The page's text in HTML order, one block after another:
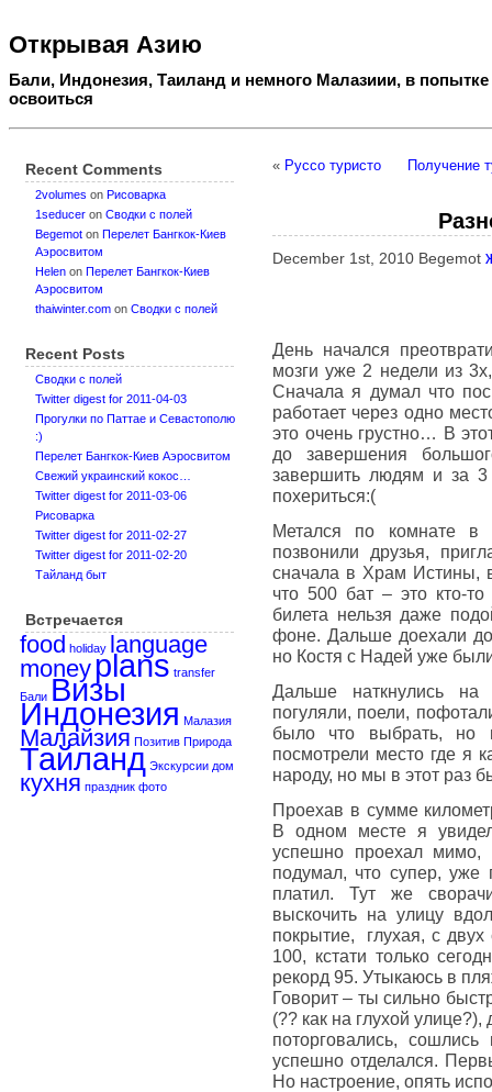
Открывая Азию
Бали, Индонезия, Таиланд и немного Малазиии, в попытке
освоиться
Recent Comments
2volumes on Рисоварка
1seducer on Сводки с полей
Begemot on Перелет Бангкок-Киев
Аэросвитом
Helen on Перелет Бангкок-Киев
Аэросвитом
thaiwinter.com on Сводки с полей
Recent Posts
Сводки с полей
Twitter digest for 2011-04-03
Прогулки по Паттае и Севастополю
:)
Перелет Бангкок-Киев Аэросвитом
Свежий украинский кокос…
Twitter digest for 2011-03-06
Рисоварка
Twitter digest for 2011-02-27
Twitter digest for 2011-02-20
Тайланд быт
Встречается
food holiday language
moneyplans transfer
Бали Визы
Индонезия Малазия
Малайзия Позитив Природа
Тайланд Экскурсии дом
кухня праздник фото
« Руссо туристо Получение
December 1st, 2010 Begemot
День начался
мозги уже 2 недели из
Сначала я думал что
работает через одно
это очень грустно… В
до завершения
завершить людям и за 3
похериться:(
Метался по комнате в
позвонили друзья,
сначала в Храм Истины,
что 500 бат – это кто-
билета нельзя даже
фоне. Дальше доехали
но Костя с Надей уже
Дальше наткнулись
погуляли, поели,
было что выбрать, но
посмотрели место где я
народу, но мы в этот раз
Проехав в сумме
В одном месте я
успешно проехал
подумал, что супер,
платил. Тут же
выскочить на улицу
покрытие, глухая, с
100, кстати только
рекорд 95. Утыкаюсь в
Говорит – ты сильно
(?? как на глухой
поторговались,
успешно отделался.
Но настроение, опять